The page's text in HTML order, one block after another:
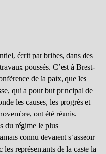
écrit par bribes, dans des
poussés. C’est à Brest-
de la paix, que les
qui a pour but principal de
les causes, les progrès et
ont été réunis.
du régime le plus
connu devaient s’asseoir
représentants de la caste la